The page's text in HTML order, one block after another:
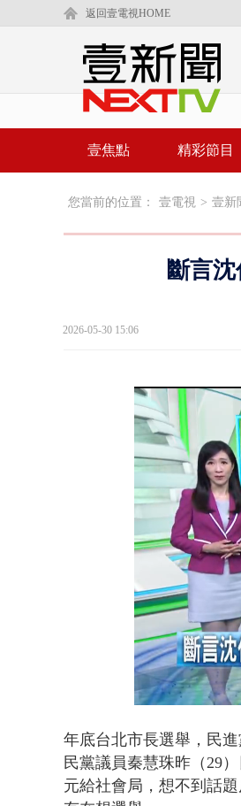
返回壹電視HOME
壹焦點 精彩節目
您當前的位置： 壹電視 > 壹新
斷言
2026-05-30 15:06
Unmute
年底台北市長選舉，民
民黨議員秦慧珠昨（29
元給社會局，想不到話